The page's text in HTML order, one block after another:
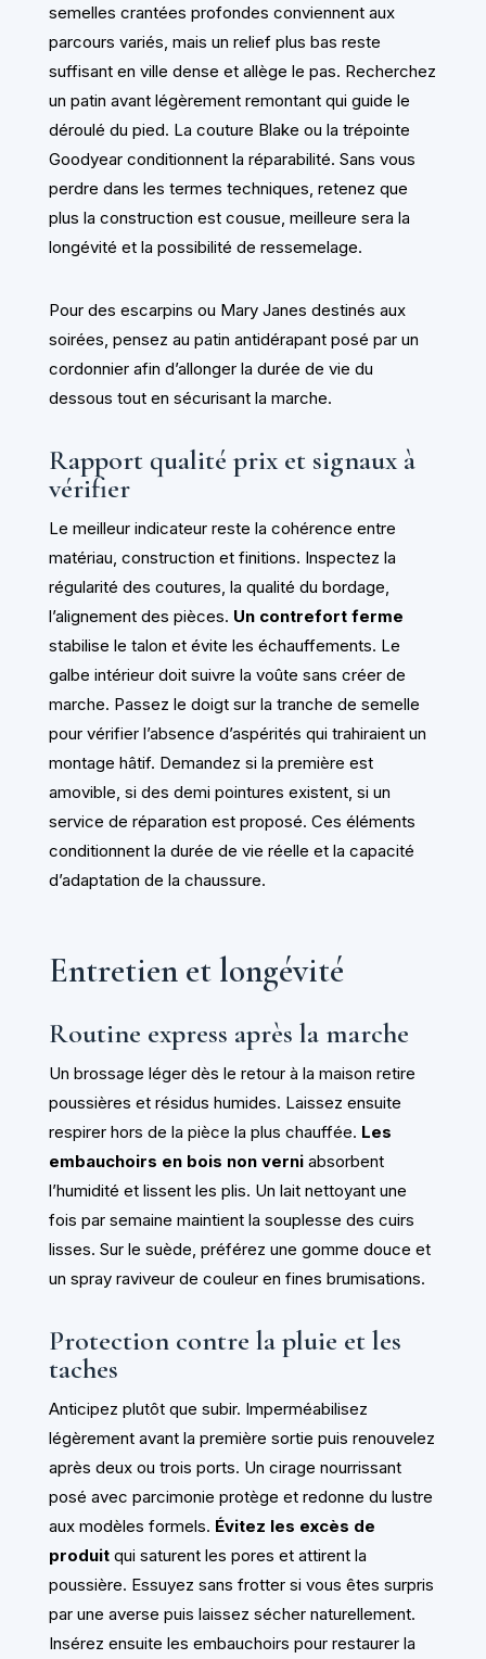
semelles crantées profondes conviennent aux
parcours variés, mais un relief plus bas reste
suffisant en ville dense et allège le pas. Recherchez
un patin avant légèrement remontant qui guide le
déroulé du pied. La couture Blake ou la trépointe
Goodyear conditionnent la réparabilité. Sans vous
perdre dans les termes techniques, retenez que
plus la construction est cousue, meilleure sera la
longévité et la possibilité de ressemelage.
Pour des escarpins ou Mary Janes destinés aux
soirées, pensez au patin antidérapant posé par un
cordonnier afin d’allonger la durée de vie du
dessous tout en sécurisant la marche.
Rapport qualité prix et signaux à
vérifier
Le meilleur indicateur reste la cohérence entre
matériau, construction et finitions. Inspectez la
régularité des coutures, la qualité du bordage,
l’alignement des pièces. Un contrefort ferme
stabilise le talon et évite les échauffements. Le
galbe intérieur doit suivre la voûte sans créer de
marche. Passez le doigt sur la tranche de semelle
pour vérifier l’absence d’aspérités qui trahiraient un
montage hâtif. Demandez si la première est
amovible, si des demi pointures existent, si un
service de réparation est proposé. Ces éléments
conditionnent la durée de vie réelle et la capacité
d’adaptation de la chaussure.
Entretien et longévité
Routine express après la marche
Un brossage léger dès le retour à la maison retire
poussières et résidus humides. Laissez ensuite
respirer hors de la pièce la plus chauffée. Les
embauchoirs en bois non verniabsorbent
l’humidité et lissent les plis. Un lait nettoyant une
fois par semaine maintient la souplesse des cuirs
lisses. Sur le suède, préférez une gomme douce et
un spray raviveur de couleur en fines brumisations.
Protection contre la pluie et les
taches
Anticipez plutôt que subir. Imperméabilisez
légèrement avant la première sortie puis renouvelez
après deux ou trois ports. Un cirage nourrissant
posé avec parcimonie protège et redonne du lustre
aux modèles formels. Évitez les excès de
produitqui saturent les pores et attirent la
poussière. Essuyez sans frotter si vous êtes surpris
par une averse puis laissez sécher naturellement.
Insérez ensuite les embauchoirs pour restaurer la